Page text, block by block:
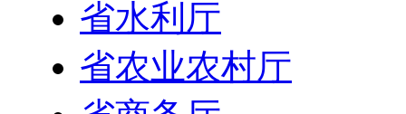
省水利厅
省农业农村厅